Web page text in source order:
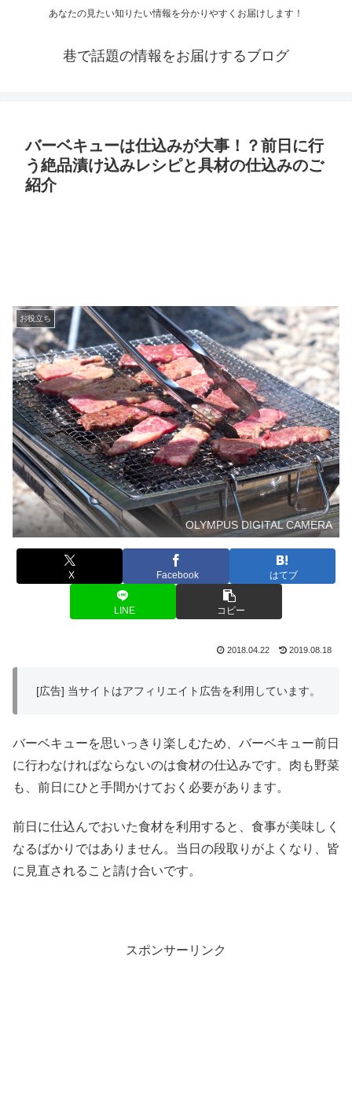
あなたの見たい知りたい情報を分かりやすくお届けします！
巷で話題の情報をお届けするブログ
バーベキューは仕込みが大事！？前日に行
う絶品漬け込みレシピと具材の仕込みのご
紹介
お役立ち
OLYMPUS DIGITAL CAMERA
X Facebook はてブ
LINE コピー
2018.04.22 2019.08.18
[広告] 当サイトはアフィリエイト広告を利用しています。
バーベキューを思いっきり楽しむため、バーベキュー前日
に行わなければならないのは食材の仕込みです。肉も野菜
も、前日にひと手間かけておく必要があります。
前日に仕込んでおいた食材を利用すると、食事が美味しく
なるばかりではありません。当日の段取りがよくなり、皆
に見直されること請け合いです。
スポンサーリンク